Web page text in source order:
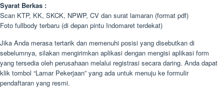
Syarat Berkas :
Scan KTP, KK, SKCK, NPWP, CV dan surat lamaran (format pdf)
Foto fullbody terbaru (di depan pintu Indomaret terdekat)
Jika Anda merasa tertarik dan memenuhi posisi yang disebutkan di
sebelumnya, silakan mengirimkan aplikasi dengan mengisi aplikasi form
yang tersedia oleh perusahaan melalui registrasi secara daring. Anda dapat
klik tombol “Lamar Pekerjaan” yang ada untuk menuju ke formulir
pendaftaran yang resmi.